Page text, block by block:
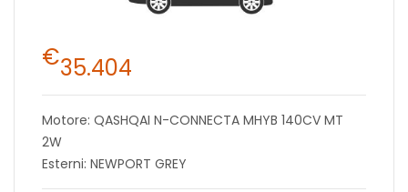
€35.404
Motore: QASHQAI N-CONNECTA MHYB 140CV MT
2W
Esterni: NEWPORT GREY